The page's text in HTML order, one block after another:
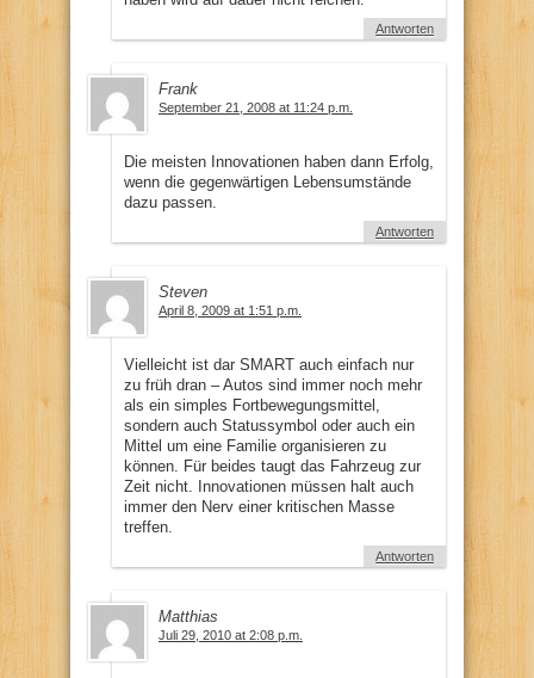
Antworten
Frank
September 21, 2008 at 11:24 p.m.
Die meisten Innovationen haben dann Erfolg,
wenn die gegenwärtigen Lebensumstände
dazu passen.
Antworten
Steven
April 8, 2009 at 1:51 p.m.
Vielleicht ist dar SMART auch einfach nur
zu früh dran – Autos sind immer noch mehr
als ein simples Fortbewegungsmittel,
sondern auch Statussymbol oder auch ein
Mittel um eine Familie organisieren zu
können. Für beides taugt das Fahrzeug zur
Zeit nicht. Innovationen müssen halt auch
immer den Nerv einer kritischen Masse
treffen.
Antworten
Matthias
Juli 29, 2010 at 2:08 p.m.